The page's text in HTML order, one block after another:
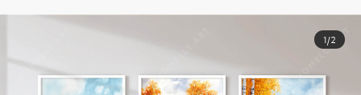
1/2